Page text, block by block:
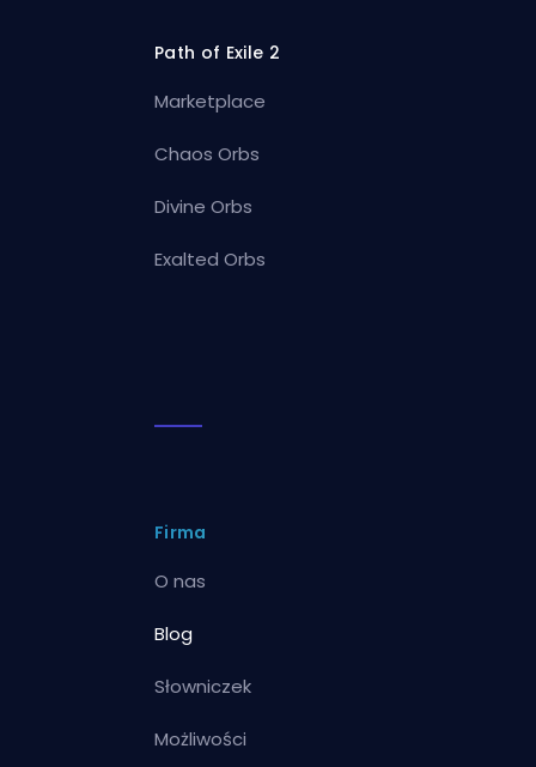
Path of Exile 2
Marketplace
Chaos Orbs
Divine Orbs
Exalted Orbs
Firma
O nas
Blog
Słowniczek
Możliwości